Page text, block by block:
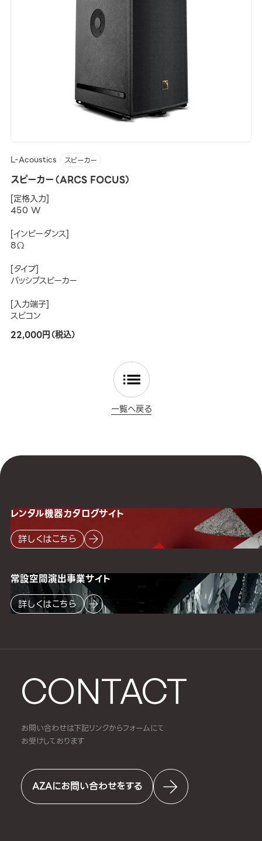
L-Acoustics スピーカー
スピーカー（ARCS FOCUS）
[定格入力]
450 W
[インピーダンス]
8Ω
[タイプ]
パッシブスピーカー
[入力端子]
スピコン
22,000円（税込）
一覧へ戻る
CONTACT
お問い合わせは下記リンクからフォームにて
お受けしております
AZAにお問い合わせをする
レンタル機器カタログサイト
詳しくはこちら
常設空間演出事業サイト
詳しくはこちら